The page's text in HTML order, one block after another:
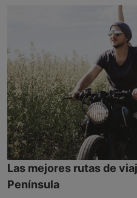
Las mejores rutas de
Península